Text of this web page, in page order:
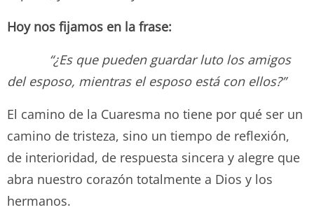
Hoy nos fijamos en la frase:
“¿Es que pueden guardar luto los amigos
del esposo, mientras el esposo está con ellos?”
El camino de la Cuaresma no tiene por qué ser un
camino de tristeza, sino un tiempo de reflexión,
de interioridad, de respuesta sincera y alegre que
abra nuestro corazón totalmente a Dios y los
hermanos.